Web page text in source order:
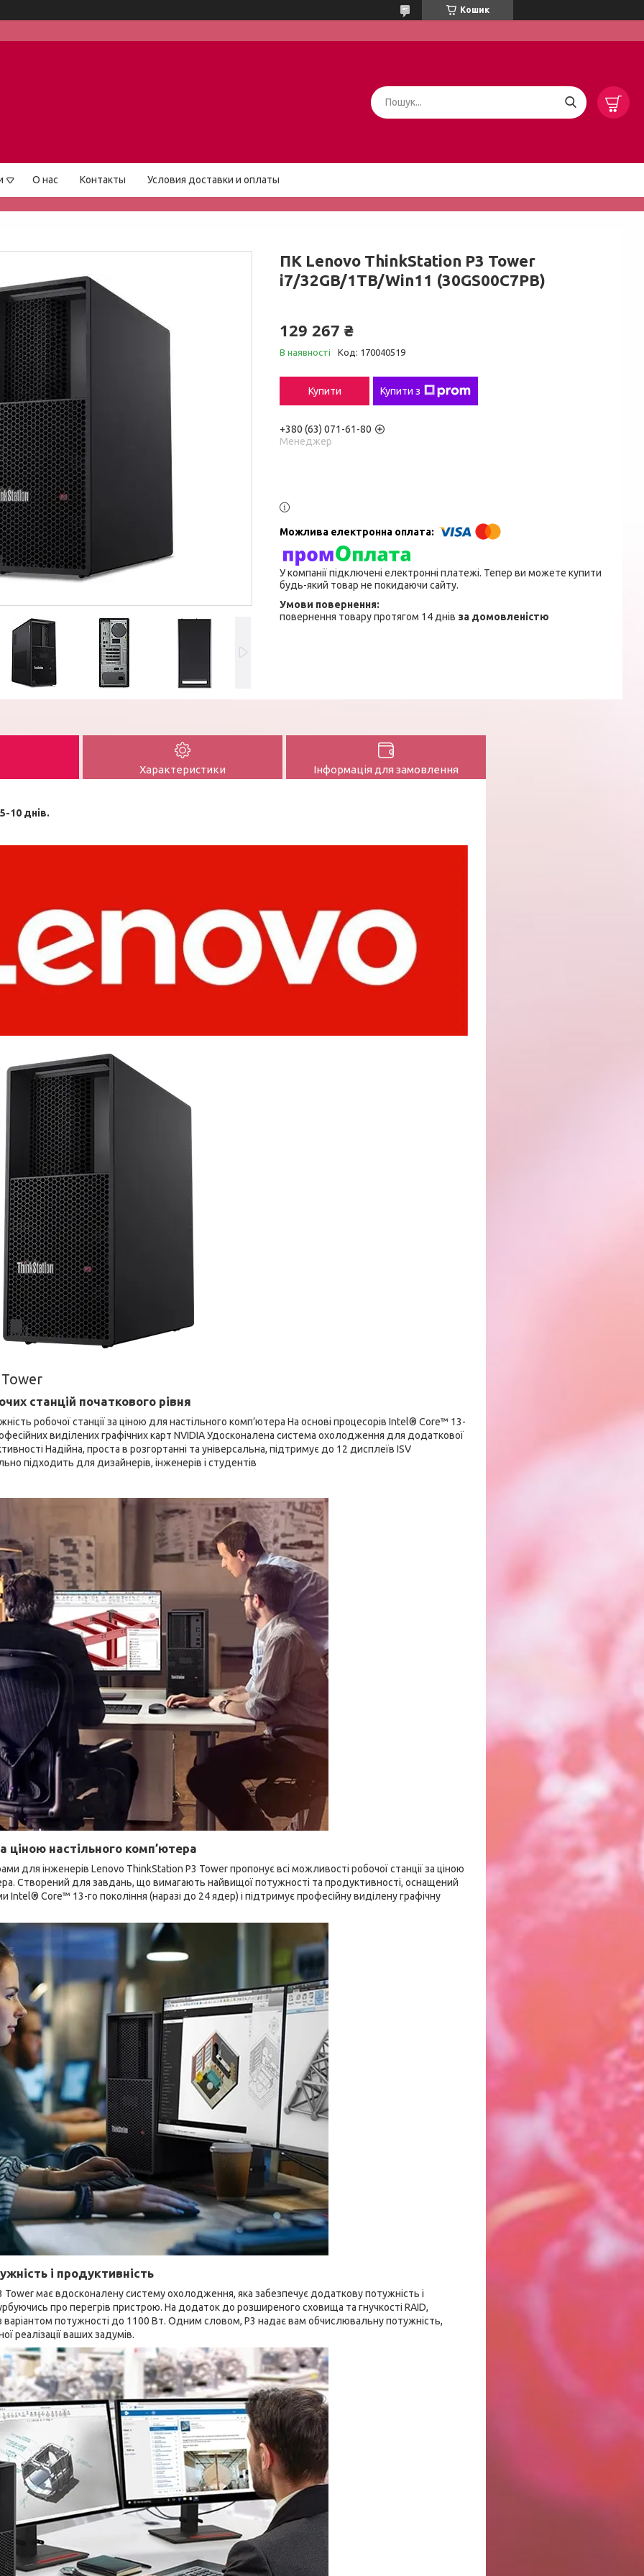
Кошик
О нас Контакты Условия доставки и оплаты
ПК Lenovo ThinkStation P3 Tower
i7/32GB/1TB/Win11 (30GS00C7PB)
129 267 ₴
В наявності Код: 170040519
Купити Купити з
+380 (63) 071-61-80
Менеджер
У компанії підключені електронні платежі. Тепер ви можете купити
будь-який товар не покидаючи сайту.
повернення товару протягом 14 днів за домовленістю
Характеристики Інформація для замовлення
10 днів.
станцій початкового рівня
робочої станції за ціною для настільного комп’ютера На основі процесорів Intel® Core™ 13-
виділених графічних карт NVIDIA Удосконалена система охолодження для додаткової
Надійна, проста в розгортанні та універсальна, підтримує до 12 дисплеїв ISV
підходить для дизайнерів, інженерів і студентів
ціною настільного комп’ютера
для інженерів Lenovo ThinkStation P3 Tower пропонує всі можливості робочої станції за ціною
Створений для завдань, що вимагають найвищої потужності та продуктивності, оснащений
Intel® Core™ 13-го покоління (наразі до 24 ядер) і підтримує професійну виділену графічну
і продуктивність
Tower має вдосконалену систему охолодження, яка забезпечує додаткову потужність і
про перегрів пристрою. На додаток до розширеного сховища та гнучкості RAID,
варіантом потужності до 1100 Вт. Одним словом, P3 надає вам обчислювальну потужність,
реалізації ваших задумів.